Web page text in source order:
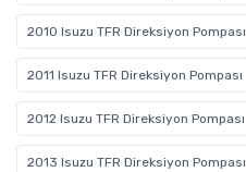
2010 Isuzu TFR Direksiyon Pompası
2011 Isuzu TFR Direksiyon Pompası
2012 Isuzu TFR Direksiyon Pompası
2013 Isuzu TFR Direksiyon Pompası